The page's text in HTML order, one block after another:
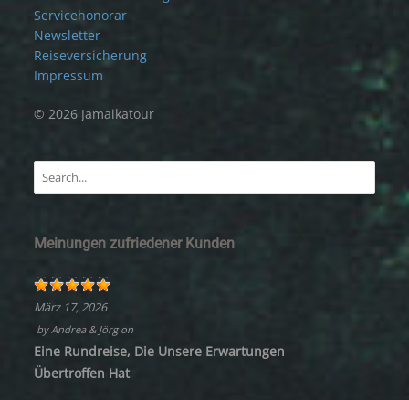
Servicehonorar
Newsletter
Reiseversicherung
Impressum
© 2026 Jamaikatour
Meinungen zufriedener Kunden
März 17, 2026
byAndrea & Jörgon
Eine Rundreise, Die Unsere Erwartungen
Übertroffen Hat